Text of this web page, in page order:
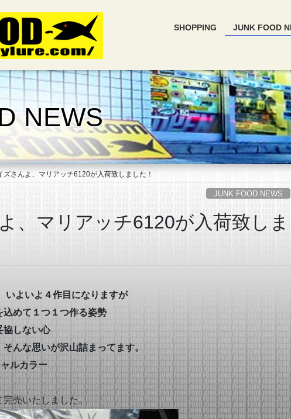
SHOPPING JUNK FOOD
NEWS
ズさんよ、マリアッチ6120が入荷致しました！
JUNK FOOD NEWS
、マリアッチ6120が入荷致しま
いよいよ４作目になりますが
込めて１つ１つ作る姿勢
協しない心
んな思いが沢山詰まってます。
ルカラー
売いたしました。